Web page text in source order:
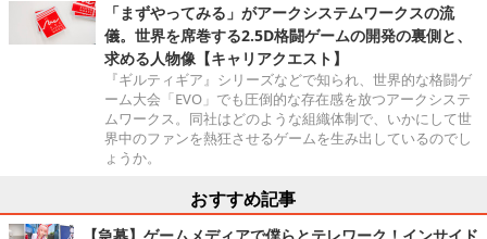
「まずやってみる」がアークシステムワークスの流
儀。世界を席巻する2.5D格闘ゲームの開発の裏側と、
求める人物像【キャリアクエスト】
『ギルティギア』シリーズなどで知られ、世界的な格闘ゲ
ーム大会「EVO」でも圧倒的な存在感を放つアークシステ
ムワークス。同社はどのような組織体制で、いかにして世
界中のファンを熱狂させるゲームを生み出しているのでし
ょうか。
おすすめ記事
【急募】ゲームメディアで僕らとテレワーク！インサイド